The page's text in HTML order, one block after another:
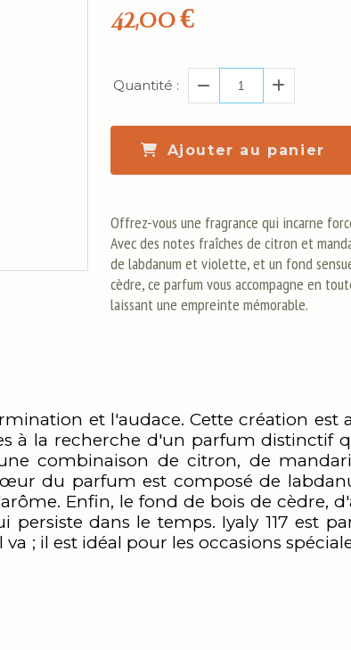
42,00€
Quantité :
Ajouter au panier
Offrez-vous une fragrance qui incarne
Avec des notes fraîches de citron et
de labdanum et violette, et un fond
cèdre, ce parfum vous accompagne en
laissant une empreinte mémorable.
et l'audace. Cette création est
à la recherche d'un parfum distinctif
combinaison de citron, de
du parfum est composé de
Enfin, le fond de bois de cèdre,
dans le temps. Iyaly 117 est
; il est idéal pour les occasions